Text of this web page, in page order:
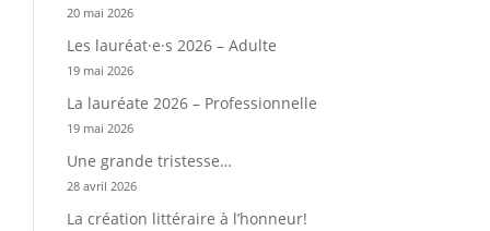
20 mai 2026
Les lauréat·e·s 2026 – Adulte
19 mai 2026
La lauréate 2026 – Professionnelle
19 mai 2026
Une grande tristesse…
28 avril 2026
La création littéraire à l’honneur!